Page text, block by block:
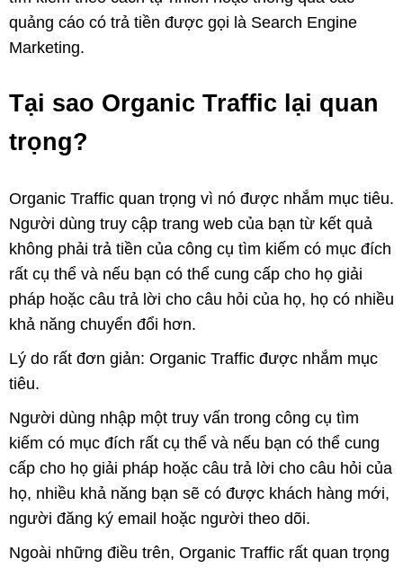
quảng cáo có trả tiền được gọi là Search Engine
Marketing.
Tại sao Organic Traffic lại quan
trọng?
Organic Traffic quan trọng vì nó được nhắm mục tiêu.
Người dùng truy cập trang web của bạn từ kết quả
không phải trả tiền của công cụ tìm kiếm có mục đích
rất cụ thể và nếu bạn có thể cung cấp cho họ giải
pháp hoặc câu trả lời cho câu hỏi của họ, họ có nhiều
khả năng chuyển đổi hơn.
Lý do rất đơn giản: Organic Traffic được nhắm mục
tiêu.
Người dùng nhập một truy vấn trong công cụ tìm
kiếm có mục đích rất cụ thể và nếu bạn có thể cung
cấp cho họ giải pháp hoặc câu trả lời cho câu hỏi của
họ, nhiều khả năng bạn sẽ có được khách hàng mới,
người đăng ký email hoặc người theo dõi.
Ngoài những điều trên, Organic Traffic rất quan trọng